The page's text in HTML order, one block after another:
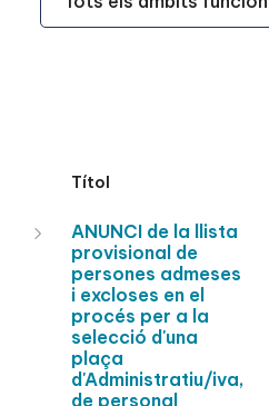
Títol
ANUNCI de la llista
provisional de
persones admeses
i excloses en el
procés per a la
selecció d'una
plaça
d'Administratiu/iva,
de personal